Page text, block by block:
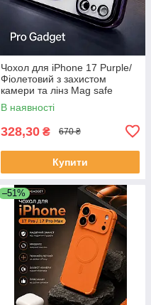
Чохол для iPhone 17 Purple/
Фіолетовий з захистом
камери та лінз Mag safe
В наявності
328,30 ₴ 670 ₴
Купити
–51%